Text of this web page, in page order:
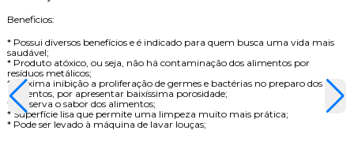
Beneficios:
* Possui diversos benefícios e é indicado para quem busca uma vida mais
saudável;
* Produto atóxico, ou seja, não há contaminação dos alimentos por
resíduos metálicos;
* Máxima inibição a proliferação de germes e bactérias no preparo dos
alimentos, por apresentar baixíssima porosidade;
* Preserva o sabor dos alimentos;
* Superfície lisa que permite uma limpeza muito mais prática;
* Pode ser levado à máquina de lavar louças;